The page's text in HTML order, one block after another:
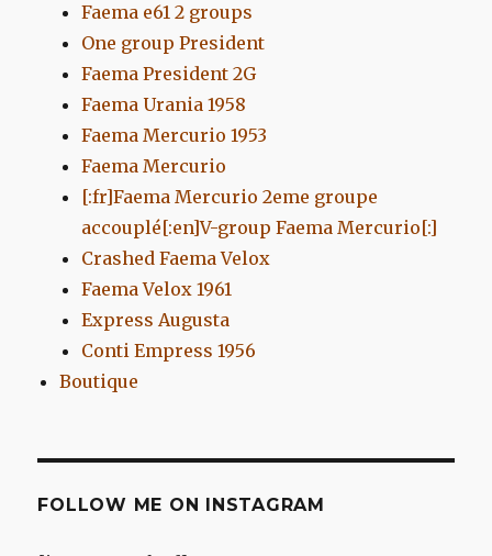
Faema e61 2 groups
One group President
Faema President 2G
Faema Urania 1958
Faema Mercurio 1953
Faema Mercurio
[:fr]Faema Mercurio 2eme groupe
accouplé[:en]V-group Faema Mercurio[:]
Crashed Faema Velox
Faema Velox 1961
Express Augusta
Conti Empress 1956
Boutique
FOLLOW ME ON INSTAGRAM